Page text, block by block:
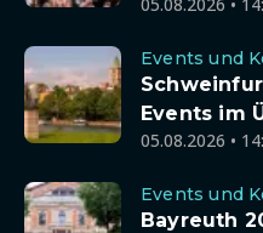
Events und
Events im
05.08.2026 •
Events und
Bayreuth